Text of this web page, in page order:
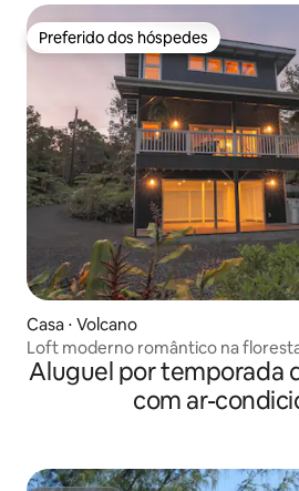
Preferido dos hóspedes
Preferido dos hóspedes
Casa ⋅ Volcano
Loft moderno romântico na
Aluguel por temporada
com ar-